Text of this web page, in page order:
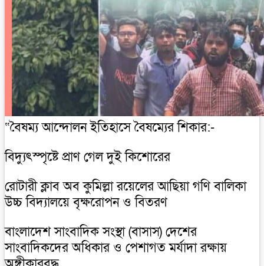
“বৈষম্য আন্দোলন ইতিহাসে বৈষম্যের শিকার:-
বিদ্যুৎস্পৃষ্টে প্রাণ গেল দুই কিশোরের
রোটারী ক্লাব অব কুমিল্লা রয়েলের আছিয়া গণি বালিকা
উচ্চ বিদ্যালয়ে বৃক্ষরোপন ও বিতরণ
বাংলাদেশ সাংবাদিক সংস্থা (বাসাস) দেশের
সাংবাদিকদের অধিকার ও পেশাগত মর্যাদা রক্ষায়